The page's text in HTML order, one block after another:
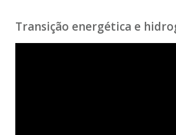
Transição energética e